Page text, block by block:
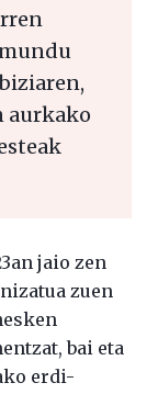
aurkako
jaio zen
zuen
bai eta
erdi-